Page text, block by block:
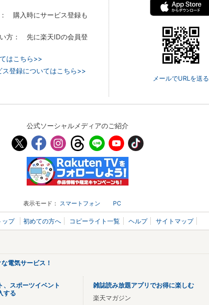
購入時にサービス登録も
方： 先に楽天IDの会員登
はこちら>>
登録についてはこちら>>
メールでURLを送る
公式ソーシャルメディアのご紹介
表示モード： スマートフォン PC
ップ 初めての方へ コピーライト一覧 ヘルプ サイトマップ
電気サービス！
、スポーツイベント
する
雑誌読み放題アプリでお得に楽しむ
楽天マガジン